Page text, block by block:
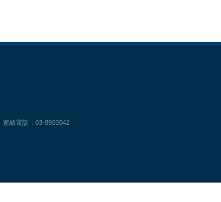
連絡電話：03-8903042